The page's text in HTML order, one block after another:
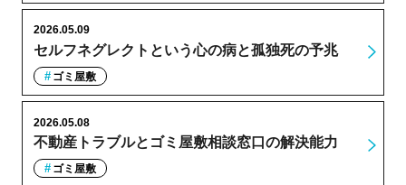
セルフネグレクトという心の病と孤独死の予兆
2026.05.09
ゴミ屋敷
不動産トラブルとゴミ屋敷相談窓口の解決能力
2026.05.08
ゴミ屋敷